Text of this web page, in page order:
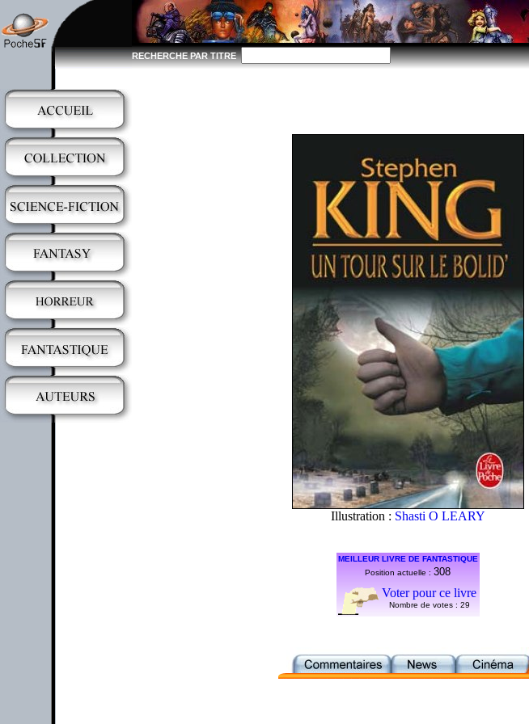
RECHERCHE PAR TITRE
Illustration : Shasti O LEARY
MEILLEUR LIVRE DE FANTASTIQUE
Position actuelle : 308
Voter pour ce livre
Nombre de votes : 29